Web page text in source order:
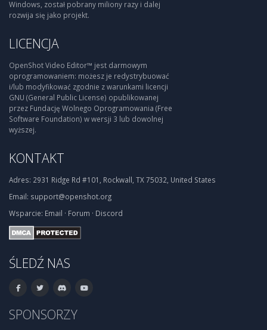
Windows, został pobrany miliony razy i dalej
rozwija się jako projekt.
LICENCJA
OpenShot Video Editor™ jest darmowym
oprogramowaniem: możesz je redystrybuować
i/lub modyfikować zgodnie z warunkami licencji
GNU (General Public License) opublikowanej
przez Fundację Wolnego Oprogramowania (Free
Software Foundation) w wersji 3 lub dowolnej
wyższej.
KONTAKT
Adres: 2931 Ridge Rd #101, Rockwall, TX 75032, United States
Email: support@openshot.org
Wsparcie: Email · Forum · Discord
ŚLEDŹ NAS
SPONSORZY